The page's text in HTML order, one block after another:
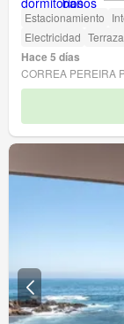
Estacionamiento
Electricidad Terraza
Hace 5 días
CORREA PEREIRA